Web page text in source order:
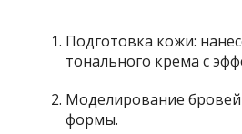
Подготовка кожи:
тонального крема с
Моделирование
формы.